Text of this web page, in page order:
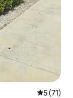
5 (71)